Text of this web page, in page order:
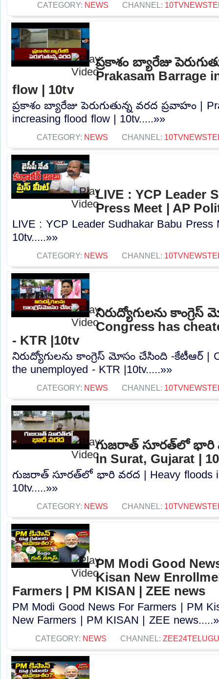
CATEGORY: NEWS CHANNEL:
ప్రకాశం బ్యారేజు
Prakasam Barrage
flow | 10tv
ప్రకాశం బ్యారేజు పెరుగుతున్న వరద ప్రవాహం |
increasing flood flow | 10tv.....»»
CATEGORY: NEWS CHANNEL:
LIVE : YCP Leader
Press Meet | AP
LIVE : YCP Leader Sudhakar Babu Press
10tv.....»»
CATEGORY: NEWS CHANNEL:
నిరుద్యోగులను
Congress has
- KTR |10tv
నిరుద్యోగులను కాంగ్రెస్ మోసం చేసింది -కేటీఆర్ |
the unemployed - KTR |10tv.....»»
CATEGORY: NEWS CHANNEL:
గుజరాత్‌ సూరత్‌లో భారి
in Surat, Gujarat |
గుజరాత్‌ సూరత్‌లో భారి వరద | Heavy floods
10tv.....»»
CATEGORY: NEWS CHANNEL:
PM Modi Good
Kisan New
Farmers | PM KISAN | ZEE news
PM Modi Good News For Farmers | PM
New Farmers | PM KISAN | ZEE
CATEGORY: NEWS CHANNEL: